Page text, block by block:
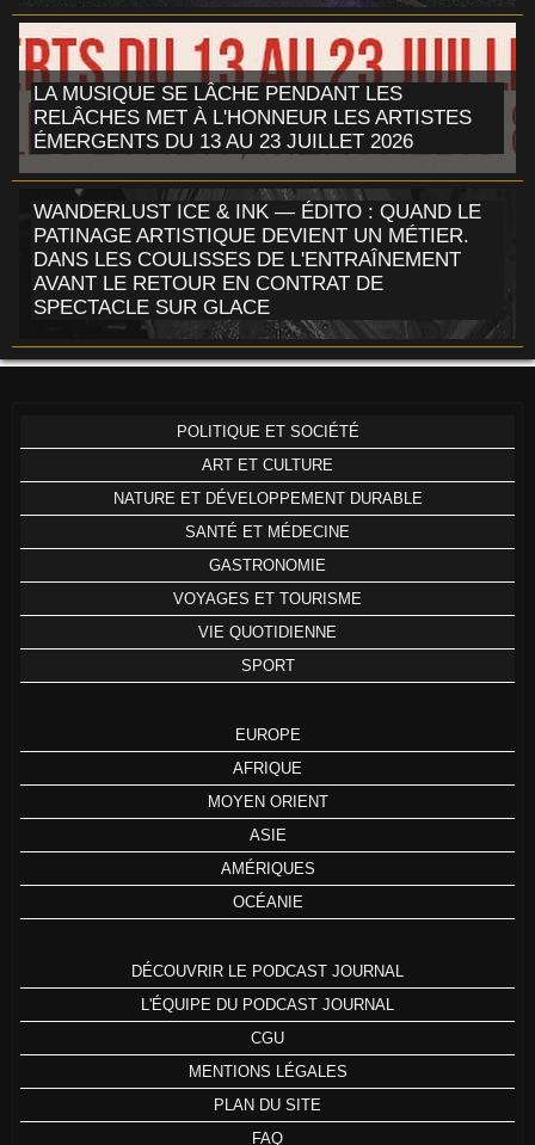
LA MUSIQUE SE LÂCHE PENDANT LES
RELÂCHES MET À L'HONNEUR LES ARTISTES
ÉMERGENTS DU 13 AU 23 JUILLET 2026
WANDERLUST ICE & INK — ÉDITO : QUAND LE
PATINAGE ARTISTIQUE DEVIENT UN MÉTIER.
DANS LES COULISSES DE L'ENTRAÎNEMENT
AVANT LE RETOUR EN CONTRAT DE
SPECTACLE SUR GLACE
POLITIQUE ET SOCIÉTÉ
ART ET CULTURE
NATURE ET DÉVELOPPEMENT DURABLE
SANTÉ ET MÉDECINE
GASTRONOMIE
VOYAGES ET TOURISME
VIE QUOTIDIENNE
SPORT
EUROPE
AFRIQUE
MOYEN ORIENT
ASIE
AMÉRIQUES
OCÉANIE
DÉCOUVRIR LE PODCAST JOURNAL
L'ÉQUIPE DU PODCAST JOURNAL
CGU
MENTIONS LÉGALES
PLAN DU SITE
FAQ